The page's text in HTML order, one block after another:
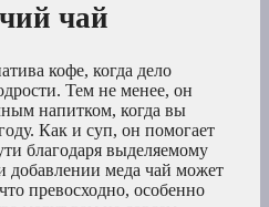
чай
кофе, когда дело
Тем не менее, он
напитком, когда вы
Как и суп, он помогает
благодаря выделяемому
добавлении меда чай может
превосходно, особенно